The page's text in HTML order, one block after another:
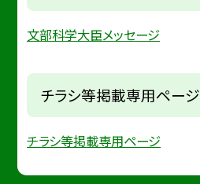
文部科学大臣メッセージ
チラシ等掲載専用ページ
チラシ等掲載専用ページ